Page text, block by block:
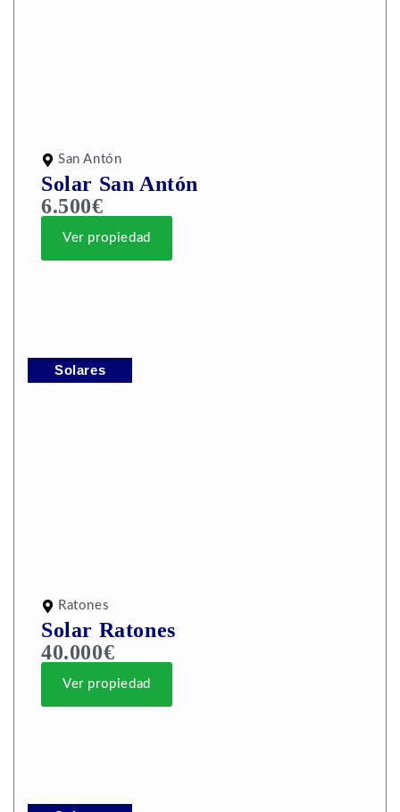
San Antón
Solar San Antón
6.500€
Ver propiedad
Solares
Ratones
Solar Ratones
40.000€
Ver propiedad